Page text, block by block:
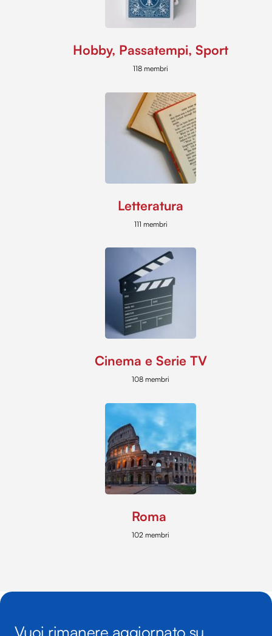
Hobby, Passatempi, Sport
118 membri
Letteratura
111 membri
Cinema e Serie TV
108 membri
Roma
102 membri
Vuoi rimanere aggiornato su